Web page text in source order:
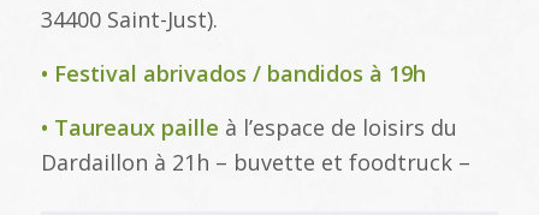
34400 Saint-Just).
• Festival abrivados / bandidos à 19h
• Taureaux paille à l’espace de loisirs du
Dardaillon à 21h – buvette et foodtruck –